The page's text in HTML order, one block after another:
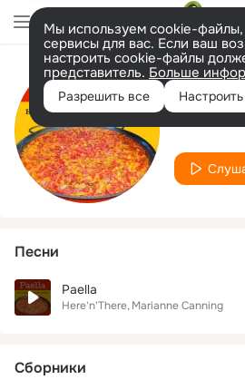
Мы используем cookie-файлы,
сервисы для вас. Если ваш
настроить cookie-файлы
представитель. Больше
Разрешить все Настроить
Песни
Paella
Here'n'There Marianne Canning
Сборники